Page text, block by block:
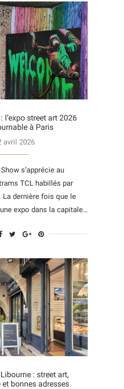
l’expo street art 2026
à Paris
avril 2026
s’apprécie au
TCL habillés par
dernière fois que le
expo dans la capitale…
: street art,
bonnes adresses